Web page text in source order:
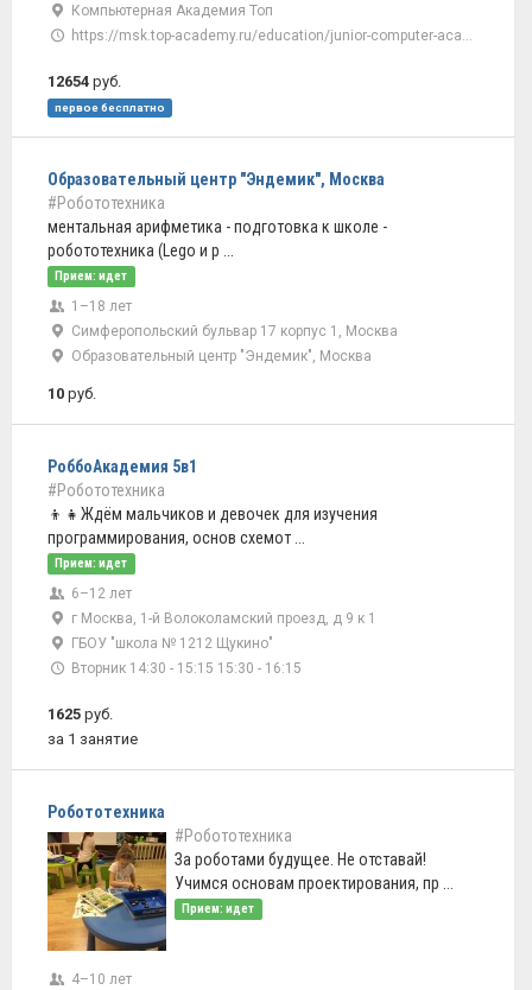
Компьютерная Академия Топ
https://msk.top-academy.ru/education/junior-computer-academy
12654 руб.
первое бесплатно
Образовательный центр "Эндемик", Москва
#Робототехника
ментальная арифметика - подготовка к школе -
робототехника (Lego и р ...
Прием: идет
1–18 лет
Симферопольский бульвар 17 корпус 1, Москва
Образовательный центр "Эндемик", Москва
10 руб.
РоббоАкадемия 5в1
#Робототехника
👦👧Ждём мальчиков и девочек для изучения
программирования, основ схемот ...
Прием: идет
6–12 лет
г Москва, 1-й Волоколамский проезд, д 9 к 1
ГБОУ "школа № 1212 Щукино"
Вторник 14:30 - 15:15 15:30 - 16:15
1625 руб.
за 1 занятие
Робототехника
#Робототехника
За роботами будущее. Не отставай!
Учимся основам проектирования, пр ...
Прием: идет
4–10 лет